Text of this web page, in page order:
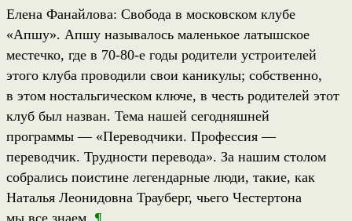
Елена Фанайлова: Свобода в московском клубе
«Апшу». Апшу называлось маленькое латышское
местечко, где в 70-80-е годы родители устроителей
этого клуба проводили свои каникулы; собственно,
в этом ностальгическом ключе, в честь родителей этот
клуб был назван. Тема нашей сегодняшней
программы — «Переводчики. Профессия —
переводчик. Трудности перевода». За нашим столом
собрались поистине легендарные люди, такие, как
Наталья Леонидовна Трауберг, чьего Честертона
мы все знаем. ¶